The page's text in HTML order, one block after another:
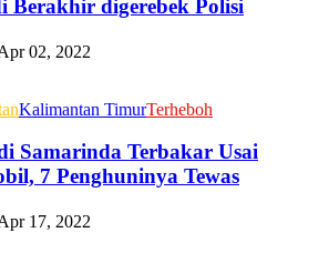
Berakhir digerebek Polisi
02, 2022
Kalimantan TimurTerheboh
Samarinda Terbakar Usai
7 Penghuninya Tewas
17, 2022